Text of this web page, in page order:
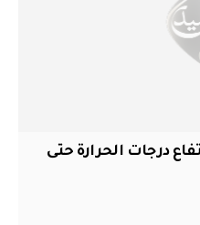
درجات الحرارة حتى